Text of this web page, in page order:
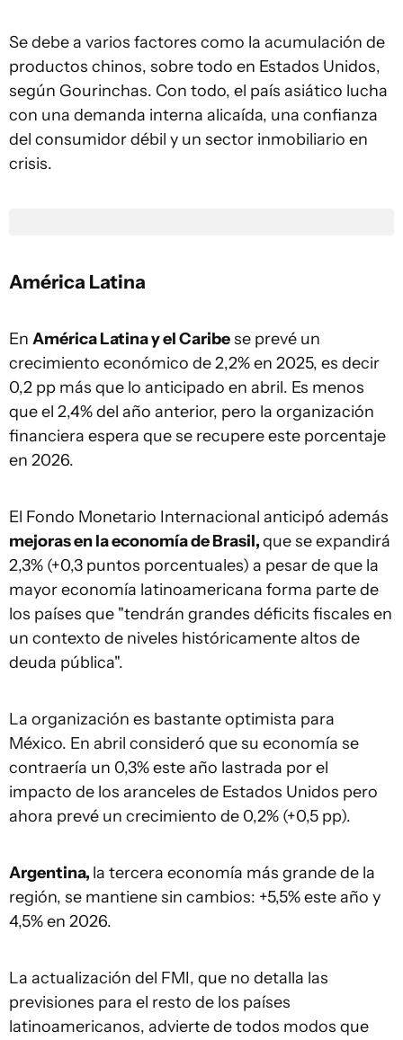
Se debe a varios factores como la acumulación de
productos chinos, sobre todo en Estados Unidos,
según Gourinchas. Con todo, el país asiático lucha
con una demanda interna alicaída, una confianza
del consumidor débil y un sector inmobiliario en
crisis.
América Latina
En América Latina y el Caribese prevé un
crecimiento económico de 2,2% en 2025, es decir
0,2 pp más que lo anticipado en abril. Es menos
que el 2,4% del año anterior, pero la organización
financiera espera que se recupere este porcentaje
en 2026.
El Fondo Monetario Internacional anticipó además
mejoras en la economía de Brasil,que se expandirá
2,3% (+0,3 puntos porcentuales) a pesar de que la
mayor economía latinoamericana forma parte de
los países que "tendrán grandes déficits fiscales en
un contexto de niveles históricamente altos de
deuda pública".
La organización es bastante optimista para
México. En abril consideró que su economía se
contraería un 0,3% este año lastrada por el
impacto de los aranceles de Estados Unidos pero
ahora prevé un crecimiento de 0,2% (+0,5 pp).
Argentina, la tercera economía más grande de la
región, se mantiene sin cambios: +5,5% este año y
4,5% en 2026.
La actualización del FMI, que no detalla las
previsiones para el resto de los países
latinoamericanos, advierte de todos modos que